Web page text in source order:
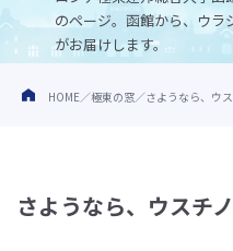
のページ。 函館から、ウラ
がお届けします。
HOME 極東の窓 さようなら、ウ
さようなら、ウスチ